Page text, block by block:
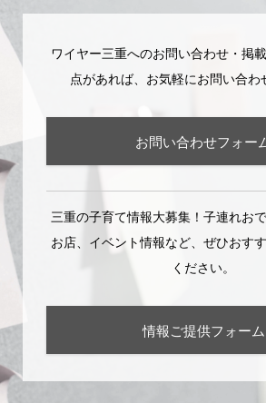
ワイヤー三重へのお問い合わせ・掲
点があれば、お気軽にお問い合わ
お問い合わせフォー
三重の子育て情報大募集！子連れお
お店、イベント情報など、ぜひおす
ください。
情報ご提供フォーム